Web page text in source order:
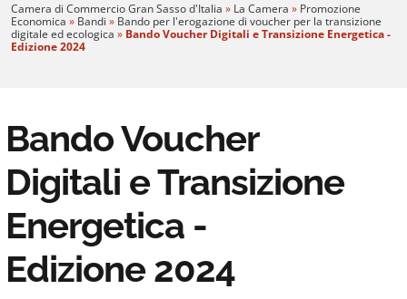
Camera di Commercio Gran Sasso d'Italia » La Camera » Promozione
Economica » Bandi » Bando per l'erogazione di voucher per la transizione
digitale ed ecologica » Bando Voucher Digitali e Transizione Energetica -
Edizione 2024
Bando Voucher
Digitali e Transizione
Energetica -
Edizione 2024